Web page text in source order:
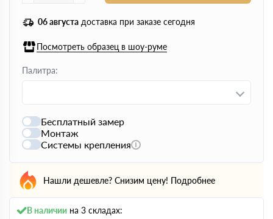
06 августа доставка при заказе сегодня
Посмотреть образец в шоу-руме
Палитра:
Бесплатный замер
Монтаж
Системы крепления
Нашли дешевле? Снизим цену! Подробнее
В наличии на 3 складах: